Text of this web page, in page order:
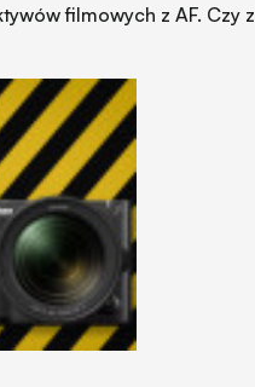
filmowych z AF. Czy